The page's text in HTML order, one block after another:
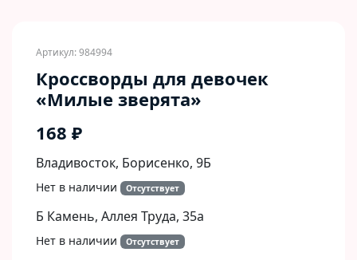
Артикул: 984994
Кроссворды для девочек
«Милые зверята»
168 ₽
Владивосток, Борисенко, 9Б​
Нет в наличии Отсутствует
Б Камень, Аллея Труда, 35а
Нет в наличии Отсутствует